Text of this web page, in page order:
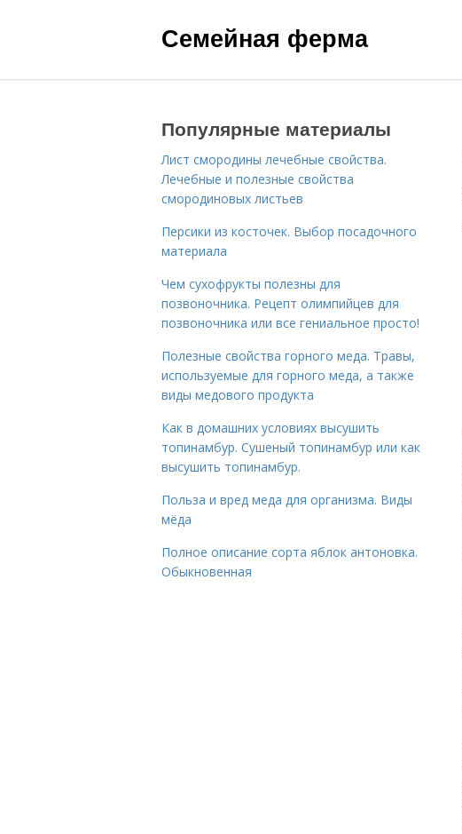
Семейная ферма
Популярные материалы
Лист смородины лечебные свойства.
Лечебные и полезные свойства
смородиновых листьев
Персики из косточек. Выбор посадочного
материала
Чем сухофрукты полезны для
позвоночника. Рецепт олимпийцев для
позвоночника или все гениальное просто!
Полезные свойства горного меда. Травы,
используемые для горного меда, а также
виды медового продукта
Как в домашних условиях высушить
топинамбур. Сушеный топинамбур или как
высушить топинамбур.
Польза и вред меда для организма. Виды
мёда
Полное описание сорта яблок антоновка.
Обыкновенная